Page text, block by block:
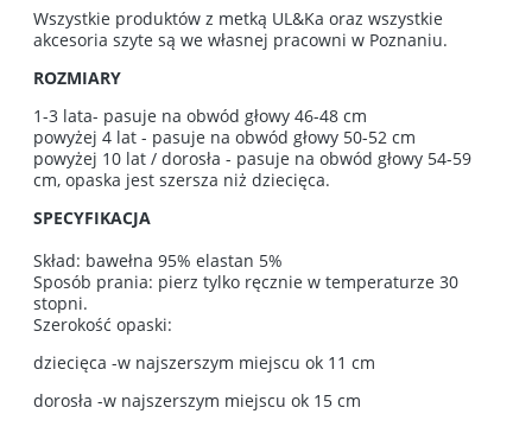
Wszystkie produktów z metką UL&Ka oraz wszystkie
akcesoria szyte są we własnej pracowni w Poznaniu.
ROZMIARY
1-3 lata- pasuje na obwód głowy 46-48 cm
powyżej 4 lat - pasuje na obwód głowy 50-52 cm
powyżej 10 lat / dorosła - pasuje na obwód głowy 54-59
cm, opaska jest szersza niż dziecięca.
SPECYFIKACJA
Skład: bawełna 95% elastan 5%
Sposób prania: pierz tylko ręcznie w temperaturze 30
stopni.
Szerokość opaski:
dziecięca -w najszerszym miejscu ok 11 cm
dorosła -w najszerszym miejscu ok 15 cm